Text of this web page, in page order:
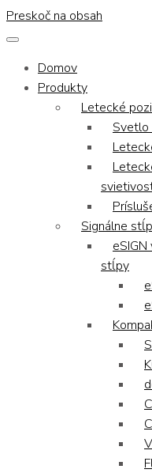
Preskoč na obsah
Domov
Produkty
Letecké
Svetlo
Signálne
stĺpy